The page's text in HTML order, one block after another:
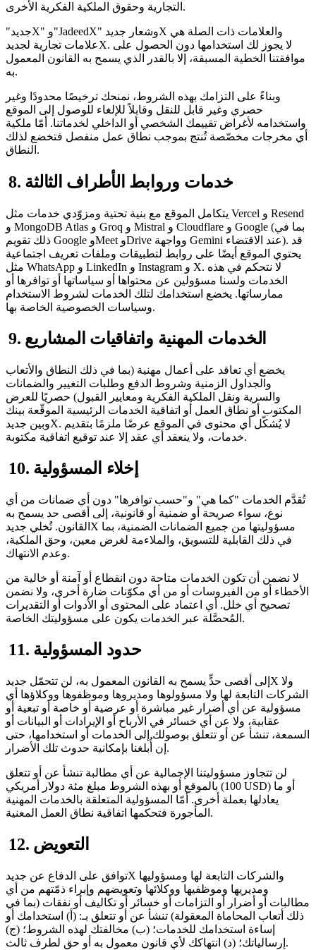
التجارية وحقوق الملكية الفكرية الأخرى.
"جديدX" و"JadeedX" وشعار جديدX والعلامات ذات الصلة هي
علامات تجارية لجديدX. لا يجوز لك استخدامها دون الحصول على
موافقتنا الخطية المسبقة، إلا بالقدر الذي يسمح به القانون المعمول
به.
وبناءً على التزامك بهذه الشروط، نمنحك ترخيصًا محدودًا وغير
حصري وغير قابل للنقل وقابلاً للإلغاء للوصول إلى الموقع
واستخدامه لأغراض تقييمك الشخصي أو الداخلي لخدماتنا. أمّا ملكية
أي مخرجات مخصّصة تُنتج بموجب نطاق عمل منفصل فتخضع لذلك
النطاق.
8. خدمات وروابط الأطراف الثالثة
يتكامل الموقع مع بنية تحتية ومزوّدي خدمات مثل Vercel و Resend
و MongoDB Atlas و Groq و Mistral و Cloudflare و Google (بما في
ذلك تقويم Google وMeet وDrive وواجهة Gemini عند الاقتضاء). قد
يحتوي الموقع أيضًا على روابط لتطبيقات وملفات تعريف اجتماعية
مثل WhatsApp و LinkedIn و Instagram و X. لا نتحكم في هذه
الخدمات ولسنا مسؤولين عن محتواها أو سياساتها أو توافرها أو
ممارساتها. يخضع استخدامك لتلك الخدمات لشروط الاستخدام
وسياسات الخصوصية الخاصة بها.
9. الخدمات المهنية واتفاقيات المشاريع
يخضع أي تعاقد على أعمال مهنية (بما في ذلك النطاق والأتعاب
والجداول الزمنية وشروط الدفع وطلبات التغيير والضمانات
والسرية ونقل الملكية الفكرية ومعايير القبول) حصريًا للعرض
المكتوب أو نطاق العمل أو اتفاقية الخدمات الرئيسية الموقّعة بينك
وبين جديدX. لا يُشكّل أي محتوى في الموقع عرضًا ملزمًا بتقديم
خدمات، ولا ينعقد أي عقد إلا عند توقيع اتفاقية مكتوبة.
10. إخلاء المسؤولية
تُقدَّم الخدمات "كما هي" و"حسب توافرها" دون أي ضمانات من أي
نوع، سواء صريحة أو ضمنية أو قانونية، إلى أقصى حد يسمح به
القانون. تُخلي جديدX مسؤوليتها من جميع الضمانات الضمنية، بما
في ذلك القابلية للتسويق، والملاءمة لغرض معين، وحق الملكية،
وعدم الانتهاك.
لا نضمن أن تكون الخدمات متاحة دون انقطاع أو آمنة أو خالية من
الأخطاء أو من الفيروسات أو من أي مكوّنات ضارة أخرى، ولا نضمن
تصحيح أي خلل. أي اعتماد على المحتوى أو الأدوات أو التقديرات
المُحصَّلة عبر الخدمات يكون على مسؤوليتك الخاصة.
11. حدود المسؤولية
إلى أقصى حدٍّ يسمح به القانون المعمول به، لن تتحمّل جديدX ولا
الشركات التابعة لها ولا مسؤولوها ومديروها وموظفوها ووكلاؤها أي
مسؤولية عن أي أضرار غير مباشرة أو عرضية أو خاصة أو تبعية أو
عقابية، ولا عن أي خسائر في الأرباح أو الإيرادات أو البيانات أو
السمعة، تنشأ عن أو تتعلق بوصولك إلى الخدمات أو استخدامها، حتى
إن أُبلغنا بإمكانية حدوث تلك الأضرار.
لن تتجاوز مسؤوليتنا الإجمالية عن أي مطالبة تنشأ عن أو تتعلق
بالموقع أو بهذه الشروط مبلغ مئة دولار أمريكي (100 USD) أو ما
يعادلها بعملة أخرى. أمّا المسؤولية المتعلقة بالخدمات المهنية
المأجورة فتحكمها اتفاقية نطاق العمل المعنية.
12. التعويض
توافق على الدفاع عن جديدX والشركات التابعة لها ومسؤوليها
ومديريها وموظفيها ووكلائها وتعويضهم وإبراء ذمّتهم من أي
مطالبات أو أضرار أو التزامات أو خسائر أو تكاليف أو نفقات (بما في
ذلك أتعاب المحاماة المعقولة) تنشأ عن أو تتعلق بـ: (أ) استخدامك أو
إساءة استخدامك للخدمات؛ (ب) مخالفتك لهذه الشروط؛ (ج)
إرسالياتك؛ (د) انتهاكك لأي قانون معمول به أو حق لطرف ثالث.